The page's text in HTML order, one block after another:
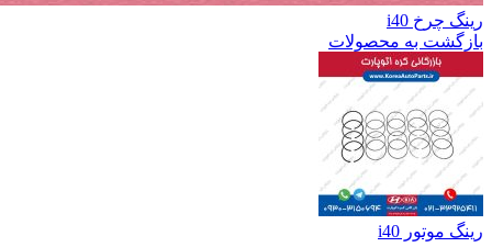
رینگ چرخ i40
بازگشت به محصولات
رینگ موتور i40